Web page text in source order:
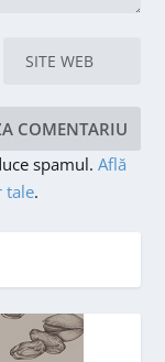
spamul.Află
tale.